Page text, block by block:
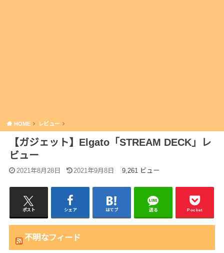
HOME レビュー
【ガジェット】Elgato「STREAM DECK」レ
ビュー
2021年8月28日 2021年9月8日 9,261 ビュー
ポスト シェア はてブ 送る Pocket
不明なフィード